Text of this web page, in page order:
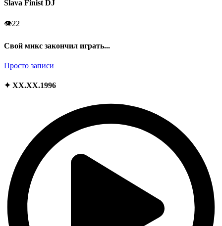
Slava Finist DJ
👁22
Свой микс закончил играть...
Просто записи
✦ XX.XX.1996